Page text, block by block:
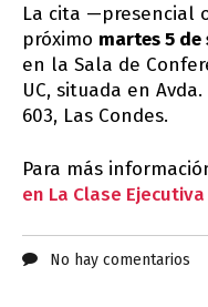
La cita —presencial
próximo martes 5 de
en la Sala de
UC, situada en
603, Las Condes.
Para más
en La Clase
No hay comentarios